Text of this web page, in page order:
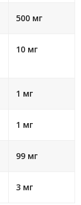
500 мг
10 мг
1 мг
1 мг
99 мг
3 мг